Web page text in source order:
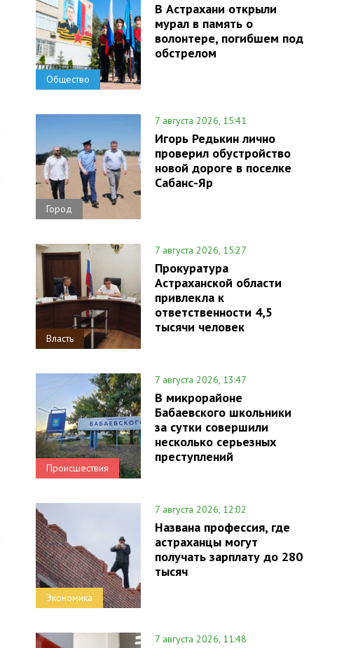
Общество
В Астрахани открыли
мурал в память о
волонтере, погибшем под
обстрелом
Город
7 августа 2026, 15:41
Игорь Редькин лично
проверил обустройство
новой дороге в поселке
Сабанс-Яр
Власть
7 августа 2026, 15:27
Прокуратура
Астраханской области
привлекла к
ответственности 4,5
тысячи человек
Происшествия
7 августа 2026, 13:47
В микрорайоне
Бабаевского школьники
за сутки совершили
несколько серьезных
преступлений
Экономика
7 августа 2026, 12:02
Названа профессия, где
астраханцы могут
получать зарплату до 280
тысяч
7 августа 2026, 11:48